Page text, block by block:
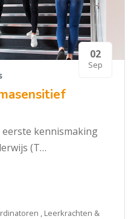
02
Sep
kennismaking
(T…
, Leerkrachten &